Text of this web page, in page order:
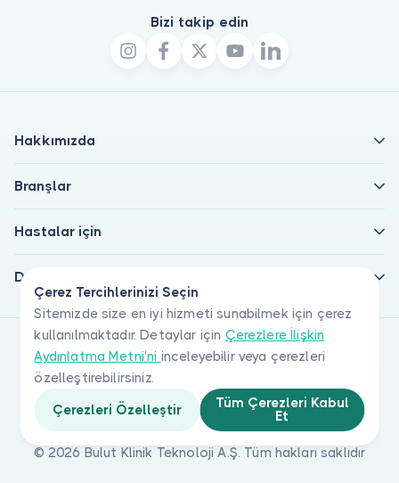
Çerez Tercihlerinizi Seçin
Sitemizde size en iyi hizmeti sunabilmek için çerez
kullanılmaktadır. Detaylar için Çerezlere İlişkin
Aydınlatma Metni'ni inceleyebilir veya çerezleri
özelleştirebilirsiniz.
Çerezleri Özelleştir
Tüm Çerezleri Kabul
Et
Bizi takip edin
Hakkımızda
Branşlar
Hastalar için
Doktorlar için
© 2026 Bulut Klinik Teknoloji A.Ş. Tüm hakları saklıdır